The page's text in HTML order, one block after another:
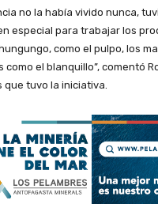
no la había vivido nunca,
especial para trabajar los
como el pulpo, los
el blanquillo”, comentó
que tuvo la iniciativa.